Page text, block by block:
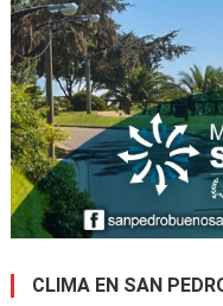
CLIMA EN SAN